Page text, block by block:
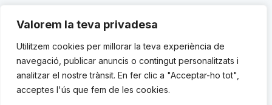
Valorem la teva privadesa
Utilitzem cookies per millorar la teva experiència de
navegació, publicar anuncis o contingut personalitzats i
analitzar el nostre trànsit. En fer clic a "Acceptar-ho tot",
acceptes l'ús que fem de les cookies.
C. Avinyó 44, 2n | 08002 Barcelona |
119 03 72|institut@idhc.org
© Institut de Drets Humans de Catalunya.